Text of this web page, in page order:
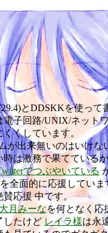
とDDSKKを使って
子回路/UNIX/ネット
くしています。
が出来無いのはいけな
は激務で果てている
でつぶやいている
を全面的に応援していま
賛応援 中です。
大月みーなを何となく応
したけどレイラ様は永